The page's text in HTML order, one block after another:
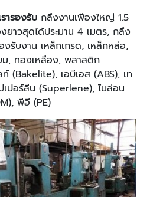
ารองรับ กลึงงานเฟืองใหญ่ 1.5
ยาวสุดได้ประมาน 4 เมตร, กลึง
งรับงาน เหล็กเกรด, เหล็กหล่อ,
ม, ทองเหลือง, พลาสติก
(Bakelite), เอบีเอส (ABS), เท
ปอร์ลีน (Superlene), ไนล่อน
พีอี (PE)